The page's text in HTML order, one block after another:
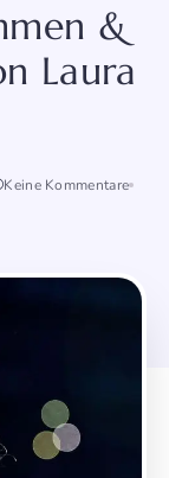
&
Laura
Keine Kommentare